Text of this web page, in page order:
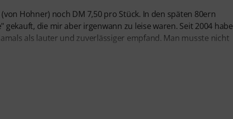
Hohner) noch DM 7,50 pro Stück. In den späten 80ern
die mir aber irgenwann zu leise waren. Seit 2004 habe
als lauter und zuverlässiger empfand. Man musste nicht